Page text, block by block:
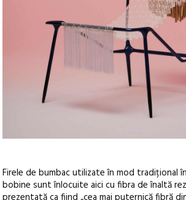
Firele de bumbac utilizate în mod tradițional
bobine sunt înlocuite aici cu fibra de înaltă